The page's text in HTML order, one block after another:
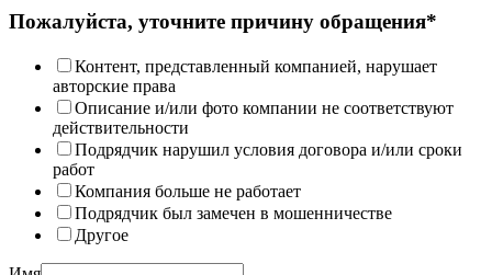
Пожалуйста, уточните причину обращения*
Контент, представленный компанией, нарушает
авторские права
Описание и/или фото компании не соответствуют
действительности
Подрядчик нарушил условия договора и/или сроки
работ
Компания больше не работает
Подрядчик был замечен в мошенничестве
Другое